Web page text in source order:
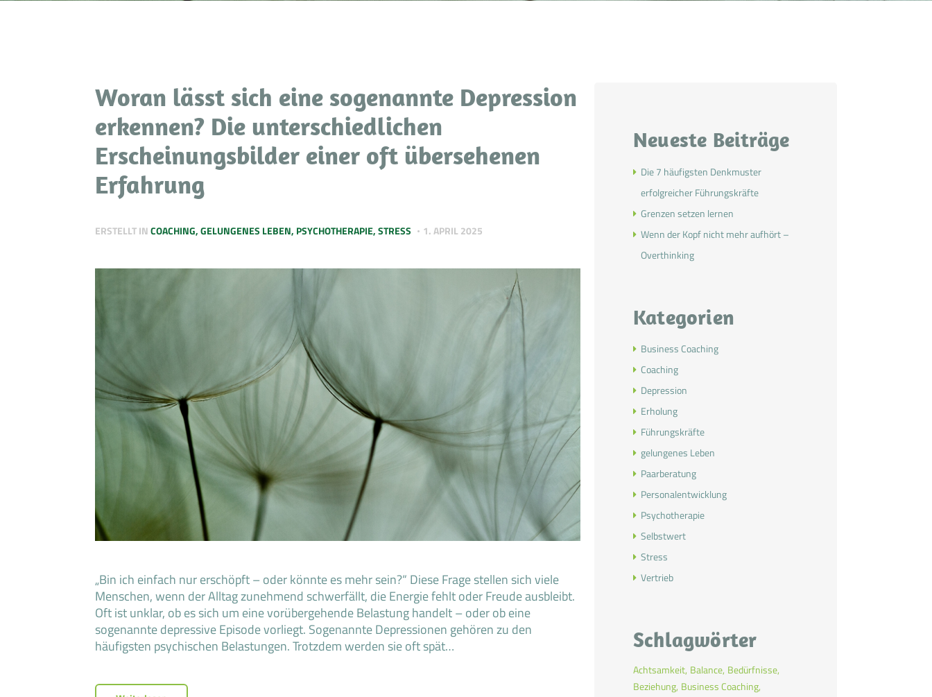
WER ICH BIN
Woran lässt sich eine sogenannte Depression
erkennen? Die unterschiedlichen
Erscheinungsbilder einer oft übersehenen
Erfahrung
ERSTELLT INCOACHING,GELUNGENES LEBEN, PSYCHOTHERAPIE,STRESS 1. APRIL 2025
„Bin ich einfach nur erschöpft – oder könnte es mehr sein?“ Diese Frage stellen sich viele
Menschen, wenn der Alltag zunehmend schwerfällt, die Energie fehlt oder Freude ausbleibt.
Oft ist unklar, ob es sich um eine vorübergehende Belastung handelt – oder ob eine
sogenannte depressive Episode vorliegt. Sogenannte Depressionen gehören zu den
häufigsten psychischen Belastungen. Trotzdem werden sie oft spät…
Neueste Beiträge
Die 7 häufigsten Denkmuster
erfolgreicher Führungskräfte
Grenzen setzen lernen
Wenn der Kopf nicht mehr aufhört –
Overthinking
Kategorien
Business Coaching
Coaching
Depression
Erholung
Führungskräfte
gelungenes Leben
Paarberatung
Personalentwicklung
Psychotherapie
Selbstwert
Stress
Vertrieb
Schlagwörter
Achtsamkeit Balance Bedürfnisse
Beziehung Business Coaching